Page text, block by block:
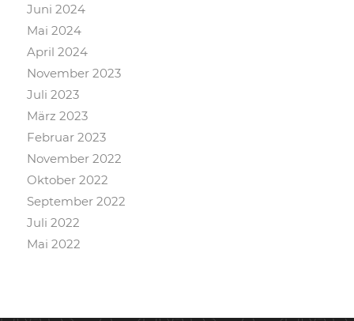
Juni 2024
Mai 2024
April 2024
November 2023
Juli 2023
März 2023
Februar 2023
November 2022
Oktober 2022
September 2022
Juli 2022
Mai 2022